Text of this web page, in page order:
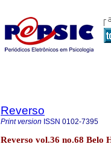
Reverso
Print version ISSN 0102-7395
Reverso vol.36 no.68 Belo